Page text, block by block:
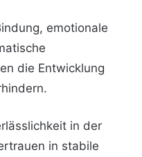
emotionale
die Entwicklung
in der
in stabile